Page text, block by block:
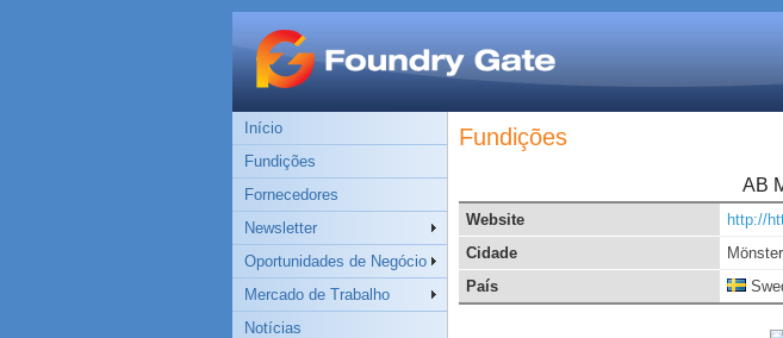
Início
Fundições
Fornecedores
Newsletter
Oportunidades de Negócio
Mercado de Trabalho
Notícias
Fundições
AB
Website
http://
Cidade
País